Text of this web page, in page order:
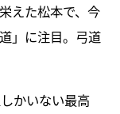
えた松本で、今
」に注目。弓道
かいない最高